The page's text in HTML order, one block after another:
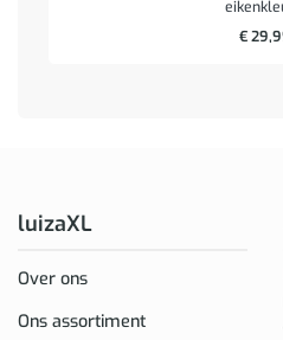
€
luizaXL
Over ons
Ons assortiment